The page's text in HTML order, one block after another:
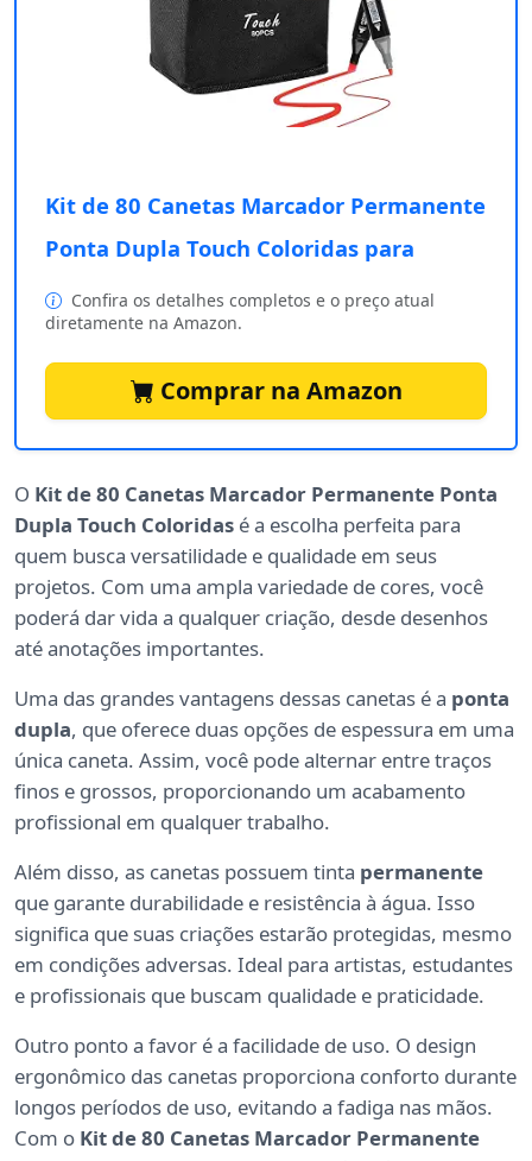
Kit de 80 Canetas Marcador Permanente
Ponta Dupla Touch Coloridas para
Confira os detalhes completos e o preço atual
diretamente na Amazon.
Comprar na Amazon
O Kit de 80 Canetas Marcador Permanente Ponta
Dupla Touch Coloridas é a escolha perfeita para
quem busca versatilidade e qualidade em seus
projetos. Com uma ampla variedade de cores, você
poderá dar vida a qualquer criação, desde desenhos
até anotações importantes.
Uma das grandes vantagens dessas canetas é a ponta
dupla, que oferece duas opções de espessura em uma
única caneta. Assim, você pode alternar entre traços
finos e grossos, proporcionando um acabamento
profissional em qualquer trabalho.
Além disso, as canetas possuem tinta permanente
que garante durabilidade e resistência à água. Isso
significa que suas criações estarão protegidas, mesmo
em condições adversas. Ideal para artistas, estudantes
e profissionais que buscam qualidade e praticidade.
Outro ponto a favor é a facilidade de uso. O design
ergonômico das canetas proporciona conforto durante
longos períodos de uso, evitando a fadiga nas mãos.
Com o Kit de 80 Canetas Marcador Permanente